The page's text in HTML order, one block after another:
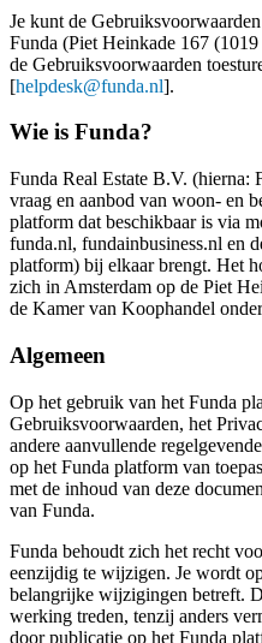
Je kunt de
Funda (Piet Heinkade 167
de Gebruiksvoorwaarden
[helpdesk@funda.nl].
Wie is Funda?
Funda Real Estate B.V. (hierna:
vraag en aanbod van woon- en
platform dat beschikbaar is via
funda.nl, fundainbusiness.nl en
platform) bij elkaar brengt. Het
zich in Amsterdam op de Piet
de Kamer van Koophandel
Algemeen
Op het gebruik van het Funda
Gebruiksvoorwaarden, het
andere aanvullende
op het Funda platform van
met de inhoud van deze
van Funda.
Funda behoudt zich het recht
eenzijdig te wijzigen. Je wordt
belangrijke wijzigingen betreft.
werking treden, tenzij anders
door publicatie op het Funda